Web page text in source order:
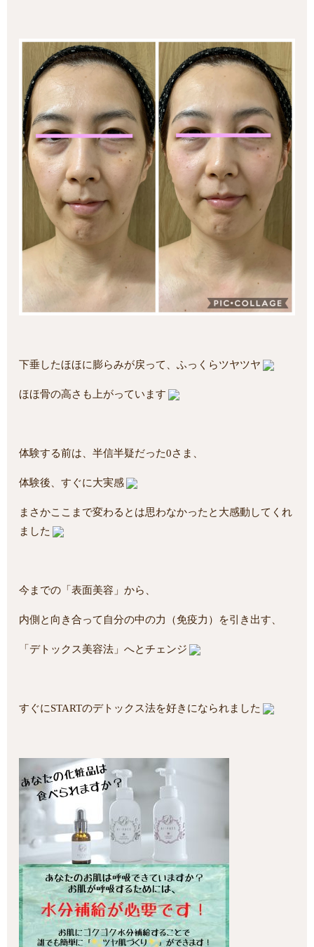
下垂したほほに膨らみが戻って、ふっくらツヤツヤ
ほほ骨の高さも上がっています
体験する前は、半信半疑だった0さま、
体験後、すぐに大実感
まさかここまで変わるとは思わなかったと大感動してくれ
ました
今までの「表面美容」から、
内側と向き合って自分の中の力（免疫力）を引き出す、
「デトックス美容法」へとチェンジ
すぐにSTARTのデトックス法を好きになられました